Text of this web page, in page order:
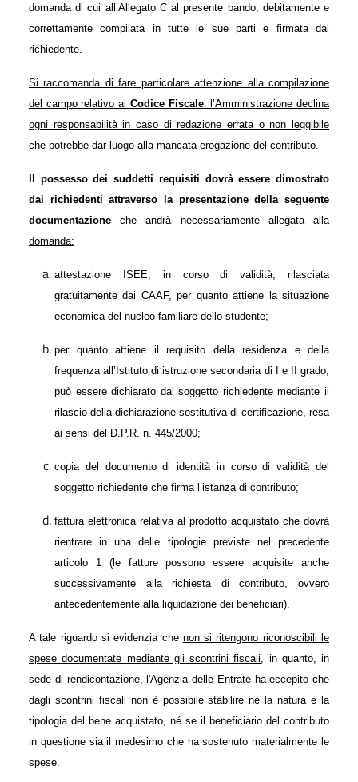
domanda di cui all’Allegato C al presente bando, debitamente e
correttamente compilata in tutte le sue parti e firmata dal
richiedente.
Si raccomanda di fare particolare attenzione alla compilazione
del campo relativo al Codice Fiscale: l’Amministrazione declina
ogni responsabilità in caso di redazione errata o non leggibile
che potrebbe dar luogo alla mancata erogazione del contributo.
Il possesso dei suddetti requisiti dovrà essere dimostrato
dai richiedenti attraverso la presentazione della seguente
documentazione
che andrà necessariamente allegata alla
domanda:
attestazione ISEE, in corso di validità, rilasciata
gratuitamente dai CAAF, per quanto attiene la situazione
economica del nucleo familiare dello studente;
per quanto attiene il requisito della residenza e della
frequenza all’Istituto di istruzione secondaria di I e II grado,
può essere dichiarato dal soggetto richiedente mediante il
rilascio della dichiarazione sostitutiva di certificazione, resa
ai sensi del D.P.R. n. 445/2000;
copia del documento di identità in corso di validità del
soggetto richiedente che firma l’istanza di contributo;
fattura elettronica relativa al prodotto acquistato che dovrà
rientrare in una delle tipologie previste nel precedente
articolo 1 (le fatture possono essere acquisite anche
successivamente alla richiesta di contributo, ovvero
antecedentemente alla liquidazione dei beneficiari).
A tale riguardo si evidenzia che non si ritengono riconoscibili le
spese documentate mediante gli scontrini fiscali , in quanto, in
sede di rendicontazione, l'Agenzia delle Entrate ha eccepito che
dagli scontrini fiscali non è possibile stabilire né la natura e la
tipologia del bene acquistato, né se il beneficiario del contributo
in questione sia il medesimo che ha sostenuto materialmente le
spese.